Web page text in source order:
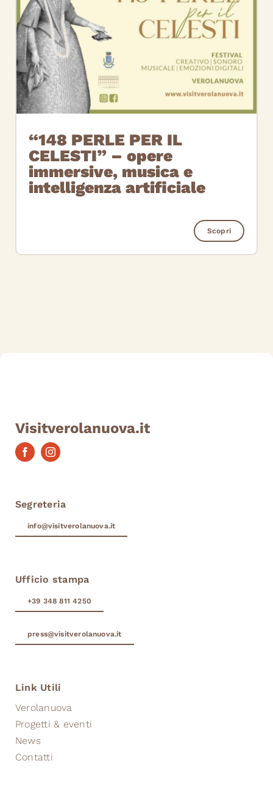
“148 PERLE PER IL
CELESTI” – opere
immersive, musica e
intelligenza artificiale
Scopri
Visitverolanuova.it
Segreteria
info@visitverolanuova.it
Ufficio stampa
+39 348 811 4250
press@visitverolanuova.it
Link Utili
Verolanuova
Progetti & eventi
News
Contatti